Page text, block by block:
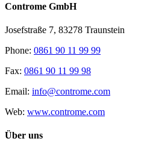
Controme GmbH
Josefstraße 7, 83278 Traunstein
Phone: 0861 90 11 99 99
Fax: 0861 90 11 99 98
Email: info@controme.com
Web: www.controme.com
Über uns